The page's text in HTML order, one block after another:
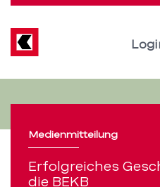
2014
Direkt
Inhalt
Medienmitteilung
Erfolgreiches
die BEKB